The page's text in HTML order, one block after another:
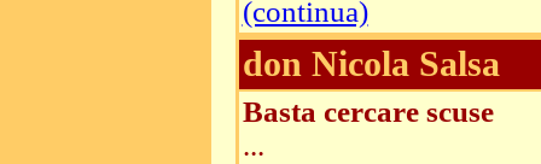
(continua)
don Nicola Salsa
Basta cercare scuse
...